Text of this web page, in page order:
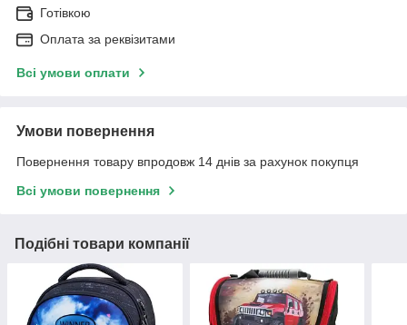
Готівкою
Оплата за реквізитами
Всі умови оплати
Умови повернення
Повернення товару впродовж 14 днів за рахунок покупця
Всі умови повернення
Подібні товари компанії